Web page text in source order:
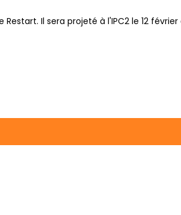
Il sera projeté à l'IPC2 le 12 février